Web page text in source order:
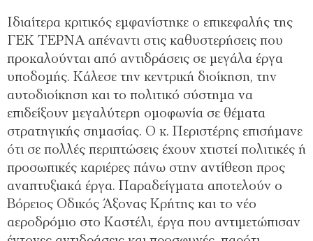
Ιδιαίτερα κριτικός εμφανίστηκε ο επικεφαλής της
ΓΕΚ ΤΕΡΝΑ απέναντι στις καθυστερήσεις που
προκαλούνται από αντιδράσεις σε μεγάλα έργα
υποδομής. Κάλεσε την κεντρική διοίκηση, την
αυτοδιοίκηση και το πολιτικό σύστημα να
επιδείξουν μεγαλύτερη ομοφωνία σε θέματα
στρατηγικής σημασίας. Ο κ. Περιστέρης επισήμανε
ότι σε πολλές περιπτώσεις έχουν χτιστεί πολιτικές ή
προσωπικές καριέρες πάνω στην αντίθεση προς
αναπτυξιακά έργα. Παραδείγματα αποτελούν ο
Βόρειος Οδικός Άξονας Κρήτης και το νέο
αεροδρόμιο στο Καστέλι, έργα που αντιμετώπισαν